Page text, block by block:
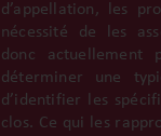
d’appellation, les
nécessité de les
donc actuellement
déterminer une
d’identifier les
clos. Ce qui les